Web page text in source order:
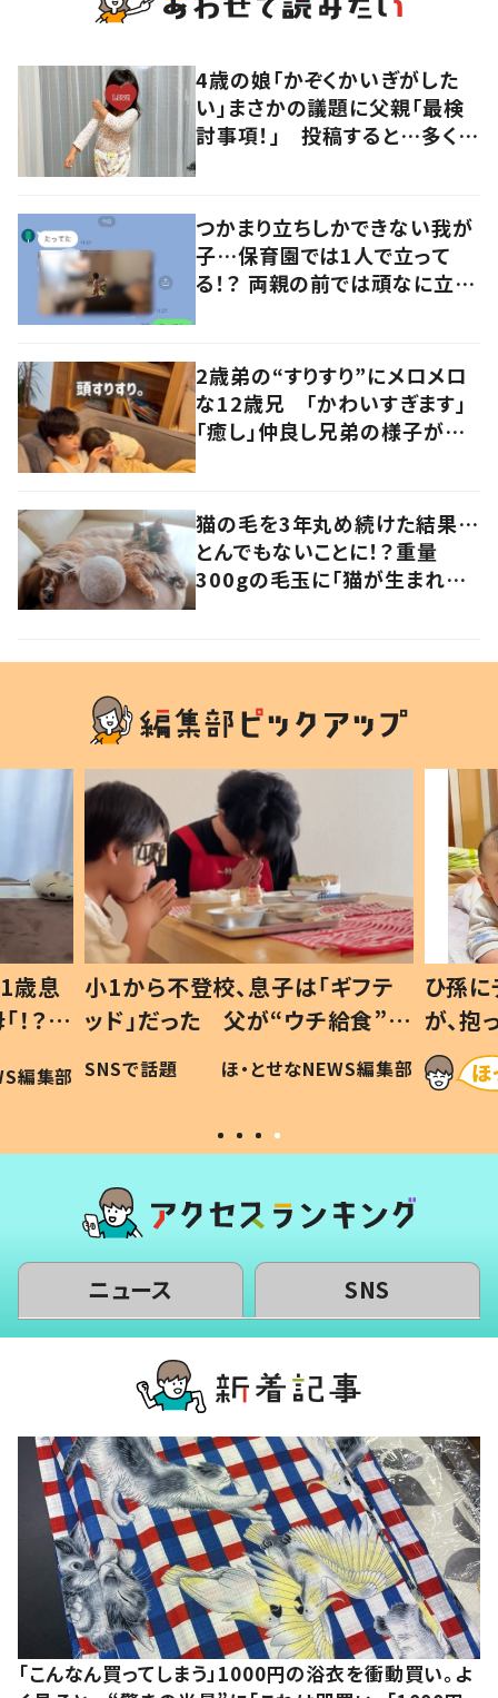
4歳の娘「かぞくかいぎがした
い」まさかの議題に父親「最検
討事項！」 投稿すると…多くの
つかまり立ちしかできない我が
子…保育園では1人で立って
る！？ 両親の前では頑なに立た
2歳弟の“すりすり”にメロメロ
な12歳兄 「かわいすぎます」
「癒し」仲良し兄弟の様子が
猫の毛を3年丸め続けた結果…
とんでもないことに！？重量
300gの毛玉に「猫が生まれそ
歳息
？」
編集部
小1から不登校、息子は「ギフテ
ッド」だった 父が“ウチ給食”を
作り続ける理由とは #令和の親
#令和の子
SNSで話題 ほ・とせなNEWS編集部
ひ孫
が、
「涙が
い」
ニュース SNS
「こんなん買ってしまう」1000円の浴衣を衝動買い。よ